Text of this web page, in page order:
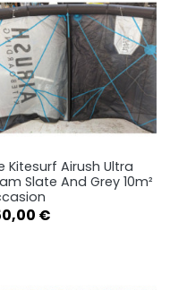
Kitesurf Airush Ultra
Slate And Grey 10m²
€